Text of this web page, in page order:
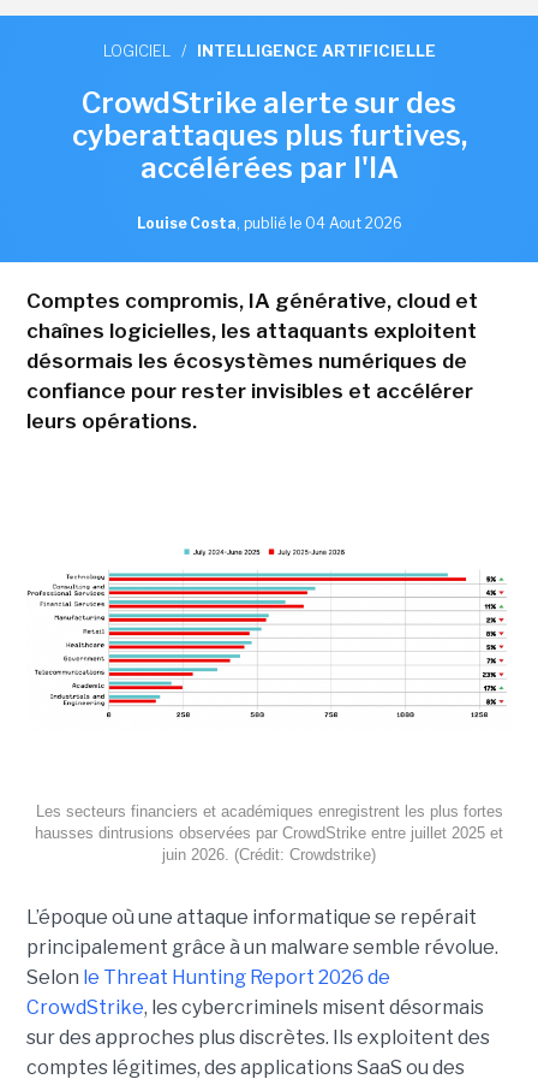
LOGICIEL / INTELLIGENCE ARTIFICIELLE
CrowdStrike alerte sur des
cyberattaques plus furtives,
accélérées par l'IA
Louise Costa, publié le 04 Aout 2026
Comptes compromis, IA générative, cloud et
chaînes logicielles, les attaquants exploitent
désormais les écosystèmes numériques de
confiance pour rester invisibles et accélérer
leurs opérations.
Les secteurs financiers et académiques enregistrent les plus fortes
hausses dintrusions observées par CrowdStrike entre juillet 2025 et
juin 2026. (Crédit: Crowdstrike)
L’époque où une attaque informatique se repérait
principalement grâce à un malware semble révolue.
Selon le Threat Hunting Report 2026 de
CrowdStrike, les cybercriminels misent désormais
sur des approches plus discrètes. Ils exploitent des
comptes légitimes, des applications SaaS ou des